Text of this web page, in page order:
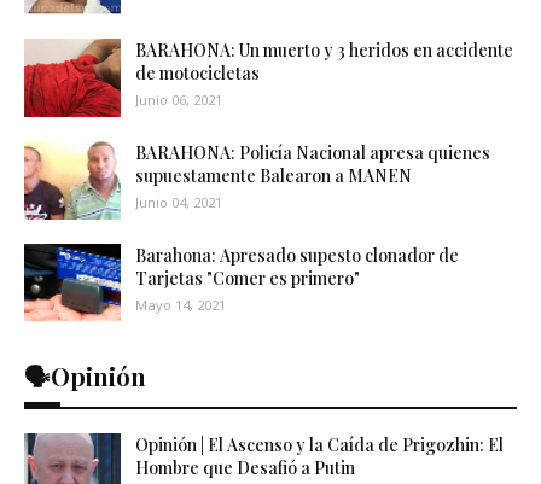
BARAHONA: Un muerto y 3 heridos en accidente
de motocicletas
Junio 06, 2021
BARAHONA: Policía Nacional apresa quienes
supuestamente Balearon a MANEN
Junio 04, 2021
Barahona: Apresado supesto clonador de
Tarjetas "Comer es primero"
Mayo 14, 2021
🗣️Opinión
Opinión | El Ascenso y la Caída de Prigozhin: El
Hombre que Desafió a Putin